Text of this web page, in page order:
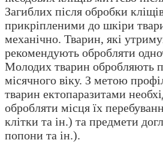
Загиблих після обробки
прикріпленими до шкіри
механічно. Тварин, які
рекомендують обробляти
Молодих тварин обробляють
місячного віку. З метою
тварин ектопаразитами
обробляти місця їх
клітки та ін.) та предмети
попони та ін.).